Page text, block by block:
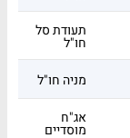
תעודת סל
חו"ל
מניה חו"ל
אג"ח
מוסדיים